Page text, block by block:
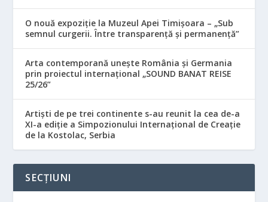
O nouă expoziție la Muzeul Apei Timișoara – „Sub
semnul curgerii. Între transparență și permanență”
Arta contemporană unește România și Germania
prin proiectul internațional „SOUND BANAT REISE
25/26”
Artiști de pe trei continente s-au reunit la cea de-a
XI-a ediție a Simpozionului Internațional de Creație
de la Kostolac, Serbia
SECȚIUNI